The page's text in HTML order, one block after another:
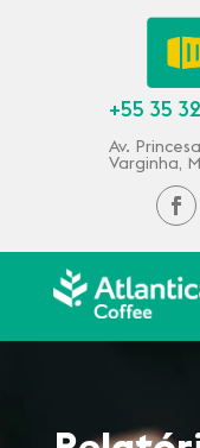
+55 35
Av.
Varginha,